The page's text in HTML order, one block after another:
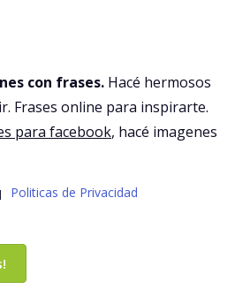
con frases. Hacé hermosos
Frases online para inspirarte.
para facebook, hacé imagenes
| Politicas de Privacidad